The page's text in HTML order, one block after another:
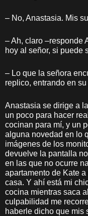
– No, Anastasia. Mis
– Ah, claro –responde
hoy al señor, si puede
– Lo que la señora
replico, entrando en
Anastasia se dirige a
un poco para hacer
cocinan para mí, y un
alguna novedad en lo
imágenes de los
devuelve la pantalla
en las que no ocurre
apartamento de Kate
casa. Y ahí está mi
cocina mientras saca
culpabilidad me
haberle dicho que mis